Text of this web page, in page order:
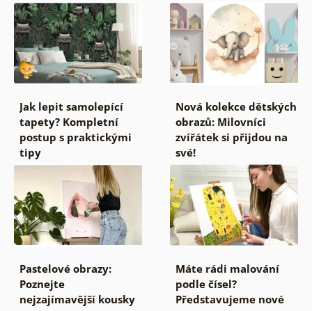
Jak lepit samolepící
tapety? Kompletní
postup s praktickými
tipy
Nová kolekce dětských
obrazů: Milovníci
zvířátek si přijdou na
své!
Pastelové obrazy:
Poznejte
nejzajímavější kousky
Máte rádi malování
podle čísel?
Představujeme nové